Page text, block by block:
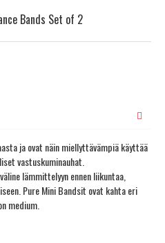
Bands Set of 2
ja ovat näin miellyttävämpiä käyttää
vastuskuminauhat.
lämmittelyyn ennen liikuntaa,
Pure Mini Bandsit ovat kahta eri
medium.